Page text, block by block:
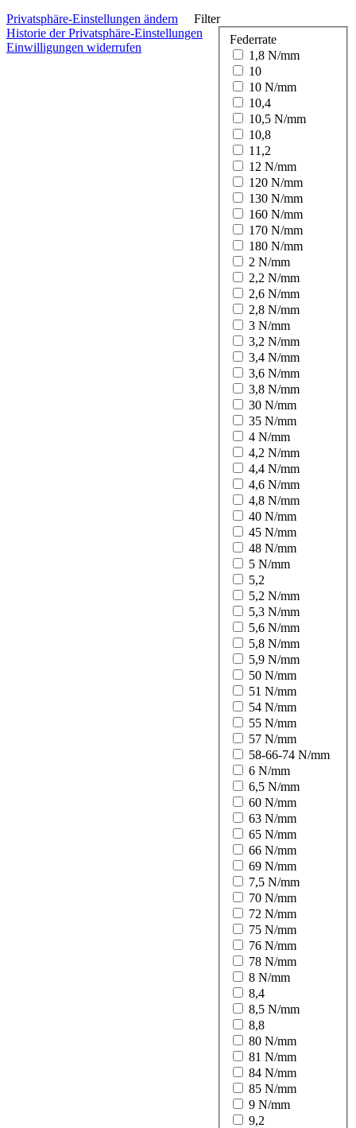
Privatsphäre-Einstellungen ändern
Historie der Privatsphäre-Einstellungen
Einwilligungen widerrufen
Filter
Federrate
1,8 N/mm
10
10 N/mm
10,4
10,5 N/mm
10,8
11,2
12 N/mm
120 N/mm
130 N/mm
160 N/mm
170 N/mm
180 N/mm
2 N/mm
2,2 N/mm
2,6 N/mm
2,8 N/mm
3 N/mm
3,2 N/mm
3,4 N/mm
3,6 N/mm
3,8 N/mm
30 N/mm
35 N/mm
4 N/mm
4,2 N/mm
4,4 N/mm
4,6 N/mm
4,8 N/mm
40 N/mm
45 N/mm
48 N/mm
5 N/mm
5,2
5,2 N/mm
5,3 N/mm
5,6 N/mm
5,8 N/mm
5,9 N/mm
50 N/mm
51 N/mm
54 N/mm
55 N/mm
57 N/mm
58-66-74 N/mm
6 N/mm
6,5 N/mm
60 N/mm
63 N/mm
65 N/mm
66 N/mm
69 N/mm
7,5 N/mm
70 N/mm
72 N/mm
75 N/mm
76 N/mm
78 N/mm
8 N/mm
8,4
8,5 N/mm
8,8
80 N/mm
81 N/mm
84 N/mm
85 N/mm
9 N/mm
9,2